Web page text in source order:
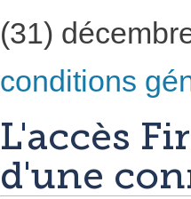
(31)
conditions
L'accès
d'une